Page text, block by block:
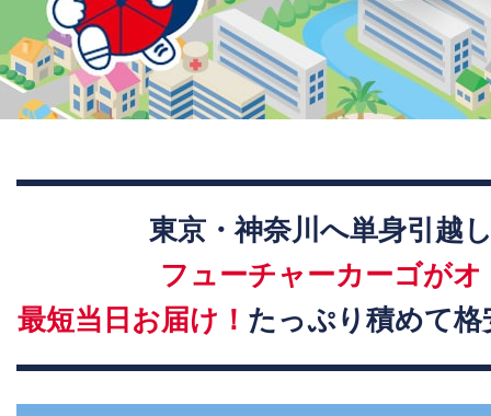
東京・神奈川へ単身引越
フューチャーカーゴがオ
最短当日お届け！ たっぷり積めて